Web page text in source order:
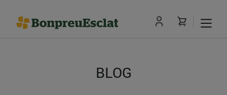
BLOG